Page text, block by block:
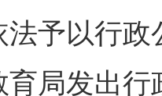
予以行
育局发出